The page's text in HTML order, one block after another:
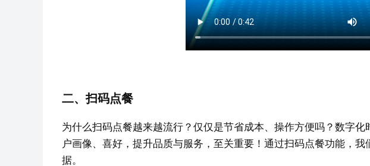
二、扫码点餐
为什么扫码点餐越来越流行？仅仅是节省成本、操作方便吗？数字
户画像、喜好，提升品质与服务，至关重要！通过扫码点餐功能，
据。